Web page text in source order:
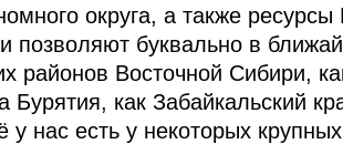
округа, а также
позволяют буквально в
районов Восточной Сибири,
Бурятия, как Забайкальский
нас есть у некоторых